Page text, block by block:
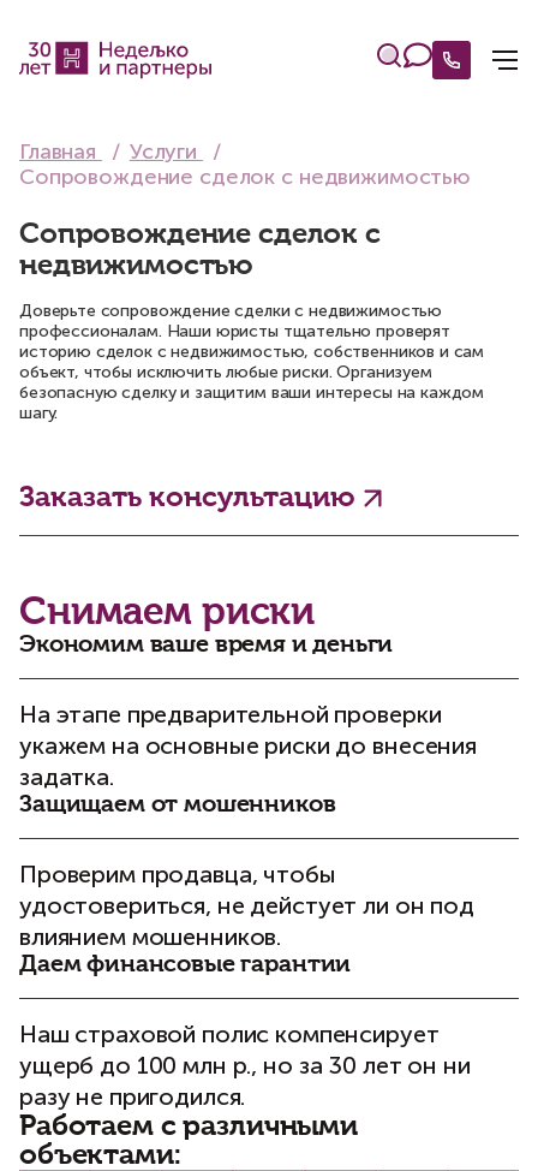
Главная
Услуги
Сопровождение сделок с недвижимостью
Сопровождение сделок с
недвижимостью
Доверьте сопровождение сделки с недвижимостью
профессионалам. Наши юристы тщательно проверят
историю сделок с недвижимостью, собственников и сам
объект, чтобы исключить любые риски. Организуем
безопасную сделку и защитим ваши интересы на каждом
шагу.
Заказать консультацию
Снимаем риски
Экономим ваше время и деньги
На этапе предварительной проверки
укажем на основные риски до внесения
задатка.
Защищаем от мошенников
Проверим продавца, чтобы
удостовериться, не дейстует ли он под
влиянием мошенников.
Даем финансовые гарантии
Наш страховой полис компенсирует
ущерб до 100 млн р., но за 30 лет он ни
разу не пригодился.
Работаем с различными
объектами: